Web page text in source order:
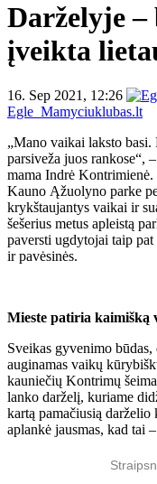
Darželyje –
įveikta
16. Sep 2021, 12:26
Egle_Mamyciuklubas.lt
„Mano vaikai laksto
parsiveža juos rankose“,
mama Indrė
Kauno Ąžuolyno parke
krykštaujantys vaikai ir
šešerius metus apleistą
paversti ugdytojai taip
ir pavėsinės.
Mieste patiria kaimišką
Sveikas gyvenimo
auginamas vaikų
kauniečių Kontrimų
lanko darželį, kuriame
kartą pamačiusią
aplankė jausmas, kad tai